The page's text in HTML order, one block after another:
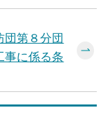
団第８分団
事に係る条